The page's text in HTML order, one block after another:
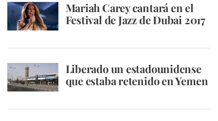
Mariah Carey cantará en el
Festival de Jazz de Dubai 2017
Liberado un estadounidense
que estaba retenido en Yemen